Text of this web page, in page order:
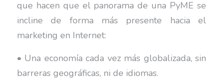
que hacen que el panorama de una PyME se
incline de forma más presente hacia el
marketing en Internet:
• Una economía cada vez más globalizada, sin
barreras geográficas, ni de idiomas.